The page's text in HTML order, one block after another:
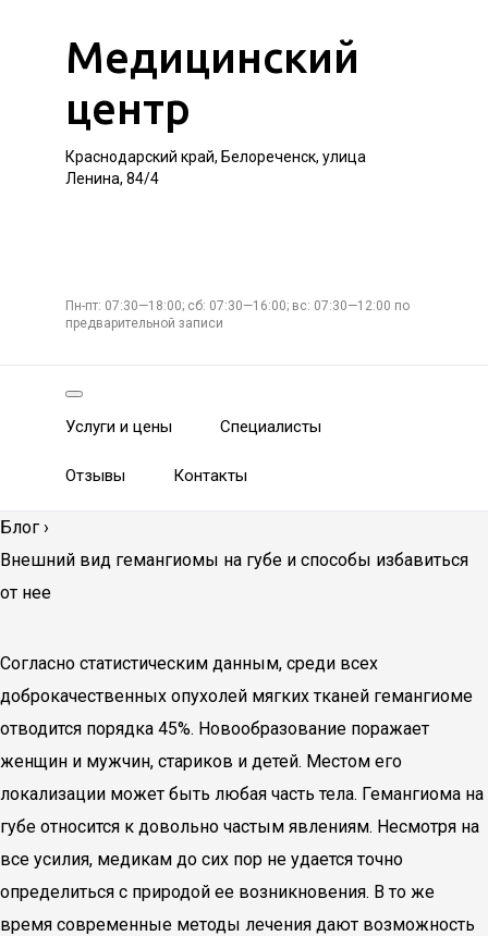
Медицинский
центр
Краснодарский край, Белореченск, улица
Ленина, 84/4
Пн-пт: 07:30—18:00; сб: 07:30—16:00; вс: 07:30—12:00 по
предварительной записи
Услуги и цены Специалисты
Отзывы Контакты
Блог ›
Внешний вид гемангиомы на губе и способы избавиться
от нее
Согласно статистическим данным, среди всех
доброкачественных опухолей мягких тканей гемангиоме
отводится порядка 45%. Новообразование поражает
женщин и мужчин, стариков и детей. Местом его
локализации может быть любая часть тела. Гемангиома на
губе относится к довольно частым явлениям. Несмотря на
все усилия, медикам до сих пор не удается точно
определиться с природой ее возникновения. В то же
время современные методы лечения дают возможность